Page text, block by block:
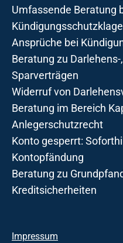
Umfassende Beratung
Kündigungsschutzklage
Ansprüche bei
Beratung zu
Sparverträgen
Widerruf von
Beratung im Bereich
Anlegerschutzrecht
Konto gesperrt:
Kontopfändung
Beratung zu
Kreditsicherheiten
Impressum